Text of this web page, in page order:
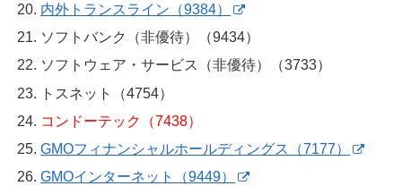
内外トランスライン（9384）
ソフトバンク（非優待）（9434）
ソフトウェア・サービス（非優待）（3733）
トスネット（4754）
コンドーテック（7438）
GMOフィナンシャルホールディングス（7177）
GMOインターネット（9449）